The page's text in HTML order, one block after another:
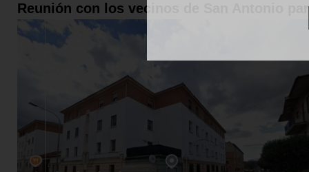
Reunión con los vecinos de San Antonio